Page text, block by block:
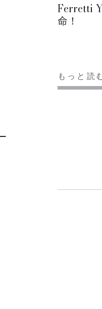
Ferretti
命！
もっと読